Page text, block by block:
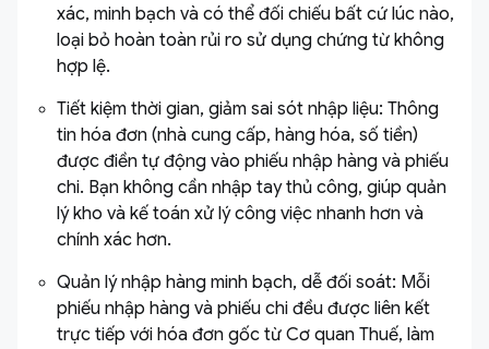
xác, minh bạch và có thể đối chiếu bất cứ lúc nào,
loại bỏ hoàn toàn rủi ro sử dụng chứng từ không
hợp lệ.
Tiết kiệm thời gian, giảm sai sót nhập liệu: Thông
tin hóa đơn (nhà cung cấp, hàng hóa, số tiền)
được điền tự động vào phiếu nhập hàng và phiếu
chi. Bạn không cần nhập tay thủ công, giúp quản
lý kho và kế toán xử lý công việc nhanh hơn và
chính xác hơn.
Quản lý nhập hàng minh bạch, dễ đối soát: Mỗi
phiếu nhập hàng và phiếu chi đều được liên kết
trực tiếp với hóa đơn gốc từ Cơ quan Thuế, làm